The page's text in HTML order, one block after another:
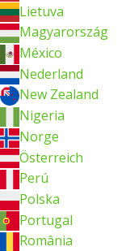
Lietuva
Magyarország
México
Nederland
New Zealand
Nigeria
Norge
Österreich
Perú
Polska
Portugal
România